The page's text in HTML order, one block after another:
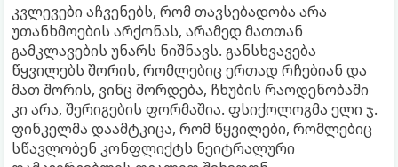
კვლევები აჩვენებს, რომ თავსებადობა არა
უთანხმოების არქონას, არამედ მათთან
გამკლავების უნარს ნიშნავს. განსხვავება
წყვილებს შორის, რომლებიც ერთად რჩებიან და
მათ შორის, ვინც შორდება, ჩხუბის რაოდენობაში
კი არა, შერიგების ფორმაშია. ფსიქოლოგმა ელი ჯ.
ფინკელმა დაამტკიცა, რომ წყვილები, რომლებიც
სწავლობენ კონფლიქტს ნეიტრალური